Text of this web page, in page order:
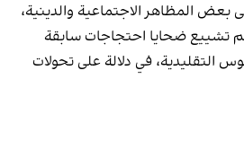
بعض المظاهر الاجتماعية والدينية،
ضحايا احتجاجات سابقة
التقليدية، في دلالة على تحولات